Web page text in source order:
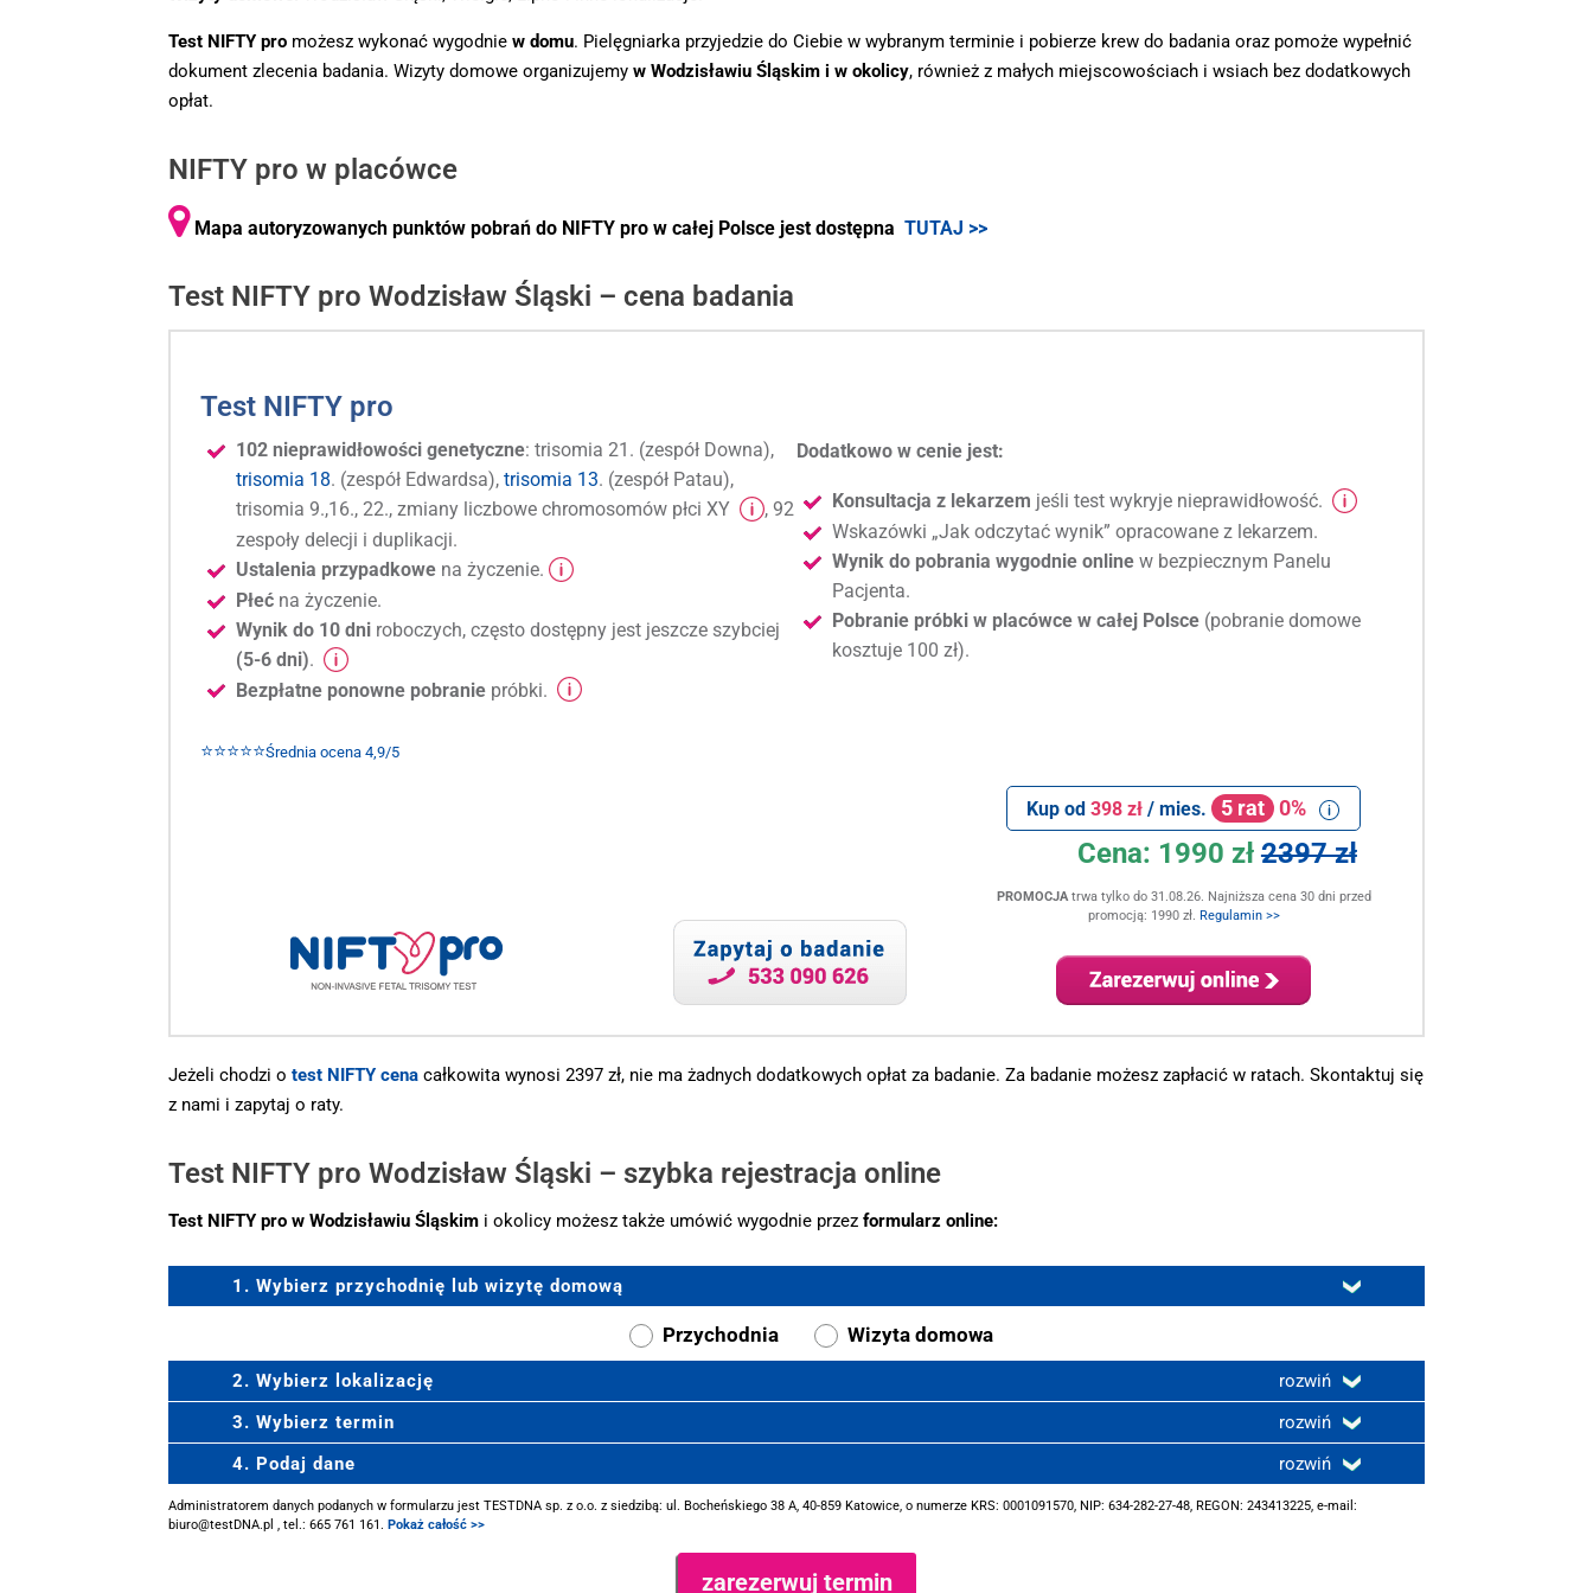
Test NIFTY pro możesz wykonać wygodnie w domu. Pielęgniarka przyjedzie do Ciebie w wybranym terminie i pobierze krew do badania oraz pomoże wypełnić
dokument zlecenia badania. Wizyty domowe organizujemy w Wodzisławiu Śląskim i w okolicy, również z małych miejscowościach i wsiach bez dodatkowych
opłat.
NIFTY pro w placówce
Mapa autoryzowanych punktów pobrań do NIFTY pro w całej Polsce jest dostępna TUTAJ >>
Test NIFTY pro Wodzisław Śląski – cena badania
Test NIFTY pro
102 nieprawidłowości genetyczne: trisomia 21. (zespół Downa),
trisomia 18. (zespół Edwardsa), trisomia 13. (zespół Patau),
trisomia 9.,16., 22., zmiany liczbowe chromosomów płci XY
, 92
zespoły delecji i duplikacji.
Ustalenia przypadkowe na życzenie.
Płeć na życzenie.
Wynik do 10 dni roboczych, często dostępny jest jeszcze szybciej
(5-6 dni).
Bezpłatne ponowne pobranie próbki.
Dodatkowo w cenie jest:
Konsultacja z lekarzem jeśli test wykryje nieprawidłowość.
Wskazówki „Jak odczytać wynik” opracowane z lekarzem.
Wynik do pobrania wygodnie online w bezpiecznym Panelu
Pacjenta.
Pobranie próbki w placówce w całej Polsce (pobranie domowe
kosztuje 100 zł).
⭐⭐⭐⭐⭐Średnia ocena 4,9/5
Kup od398 zł / mies. 5 rat 0%
Cena: 1990 zł 2397 zł
PROMOCJAtrwa tylko do 31.08.26. Najniższa cena 30 dni przed
promocją: 1990 zł. Regulamin >>
Jeżeli chodzi o test NIFTY cena całkowita wynosi 2397 zł, nie ma żadnych dodatkowych opłat za badanie. Za badanie możesz zapłacić w ratach. Skontaktuj się
z nami i zapytaj o raty.
Test NIFTY pro Wodzisław Śląski – szybka rejestracja online
Test NIFTY pro w Wodzisławiu Śląskim i okolicy możesz także umówić wygodnie przez formularz online:
1. Wybierz przychodnię lub wizytę domową
Przychodnia Wizyta domowa
2. Wybierz lokalizację
rozwiń
3. Wybierz termin
rozwiń
4. Podaj dane
rozwiń
Administratorem danych podanych w formularzu jest TESTDNA sp. z o.o. z siedzibą: ul. Bocheńskiego 38 A, 40-859 Katowice, o numerze KRS: 0001091570, NIP: 634-282-27-48, REGON: 243413225, e-mail:
biuro@testDNA.pl , tel.: 665 761 161. Pokaż całość >>